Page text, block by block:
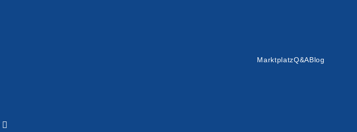
MarktplatzQ&ABlog